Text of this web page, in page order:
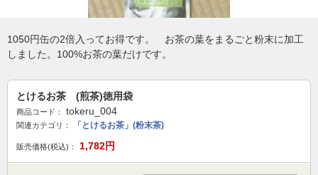
1050円缶の2倍入ってお得です。 お茶の葉をまるごと粉末に加工
しました。100%お茶の葉だけです。
とけるお茶 (煎茶)徳用袋
商品コード： tokeru_004
関連カテゴリ： 「とけるお茶」(粉末茶)
販売価格(税込)： 1,782円